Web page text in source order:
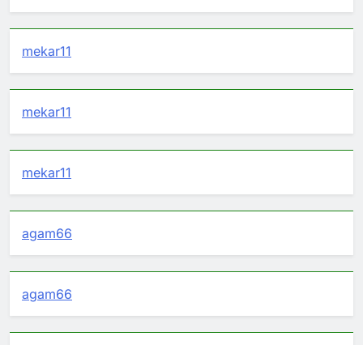
mekar11
mekar11
mekar11
agam66
agam66